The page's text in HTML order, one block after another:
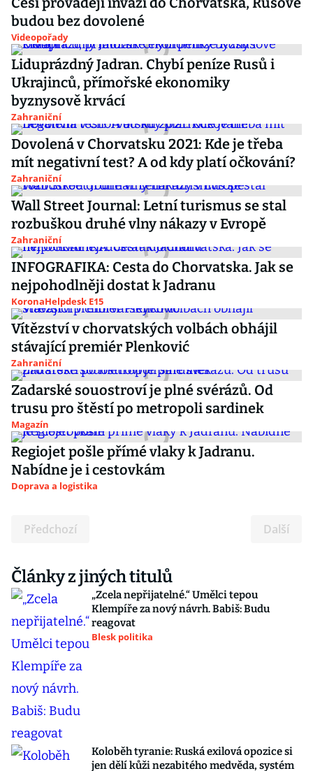
budou bez dovolené
Videopořady
Liduprázdný Jadran. Chybí peníze Rusů i
Ukrajinců, přímořské ekonomiky
byznysově krvácí
Zahraniční
Dovolená v Chorvatsku 2021: Kde je třeba
mít negativní test? A od kdy platí očkování?
Zahraniční
Wall Street Journal: Letní turismus se stal
rozbuškou druhé vlny nákazy v Evropě
Zahraniční
INFOGRAFIKA: Cesta do Chorvatska. Jak se
nejpohodlněji dostat k Jadranu
KoronaHelpdesk E15
Vítězství v chorvatských volbách obhájil
stávající premiér Plenković
Zahraniční
Zadarské souostroví je plné svérázů. Od
trusu pro štěstí po metropoli sardinek
Magazín
Regiojet pošle přímé vlaky k Jadranu.
Nabídne je i cestovkám
Doprava a logistika
Předchozí Další
Články z jiných titulů
„Zcela nepřijatelné.“ Umělci tepou
Klempíře za nový návrh. Babiš: Budu
reagovat
Blesk politika
Koloběh tyranie: Ruská exilová opozice si
jen dělí kůži nezabitého medvěda, systém